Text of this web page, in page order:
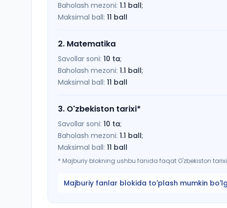
Baholash mezoni: 1.1 ball;
Maksimal ball: 11 ball
2. Matematika
Savollar soni: 10 ta;
Baholash mezoni: 1.1 ball;
Maksimal ball: 11 ball
3. O'zbekiston tarixi*
Savollar soni: 10 ta;
Baholash mezoni: 1.1 ball;
Maksimal ball: 11 ball
* Majburiy blokning ushbu fanida faqat O'zbekiston
Majburiy fanlar blokida to'plash mumkin